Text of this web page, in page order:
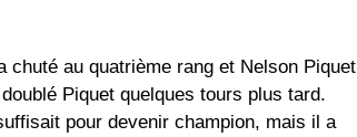
au quatrième rang et Nelson Piquet
Piquet quelques tours plus tard.
pour devenir champion, mais il a